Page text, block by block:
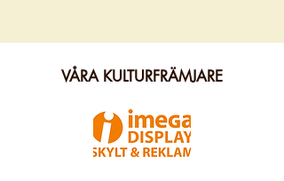
VÅRA KULTURFRÄMJARE